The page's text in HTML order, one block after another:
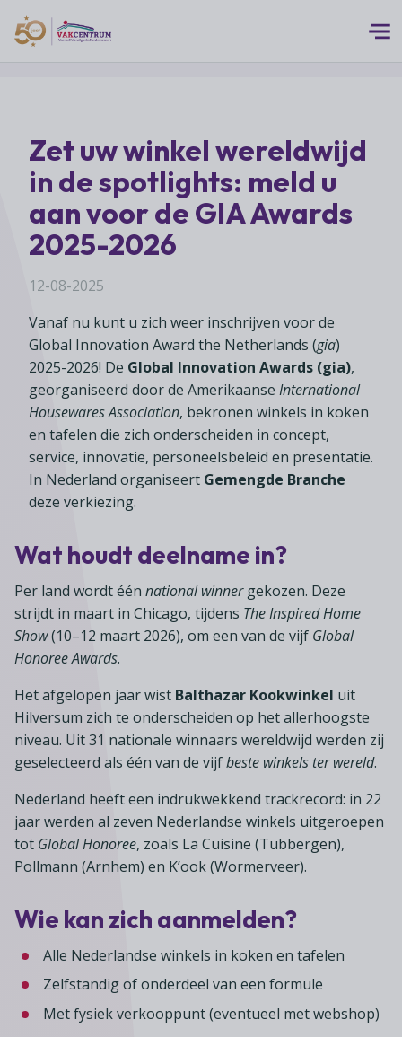
Agenda
Contact
Zoeken
MEERwaarde
Assortiment
Digitalisering
Duurzaamheid
Klanten
Ondernemerschap
Werkgeverschap
Branches
Branches overzicht
Supermarkten
Drogisterijen
Drankenspeciaalzaken
Huishoudelijke artikelenzaken
Koken en tafelen
Zoetwarenwinkels
Speelgoed, hobby- en feestartikelen
Advies
Advies overzicht
Bedrijfsjuridisch advies
Bedrijfseconomisch advies
Franchise advies
Verenigingsondersteuning
Fiscaal advies
Tarieven en voorwaarden
Vakcentrum Expertise overzicht
Belangenbehartiging
Diensten
Kennis & inspiratie
Ledenvoordeel
Publicatieoverzicht
Over Vakcentrum
Over Vakcentrum overzicht
Lid worden
Besturen
Statuten
Ons team
Partners
Jaarverslag
Pers
In English
Agenda
Zet uw winkel wereldwijd
in de spotlights: meld u
aan voor de GIA Awards
2025-2026
12-08-2025
Vanaf nu kunt u zich weer inschrijven voor de
Global Innovation Award the Netherlands (gia)
2025-2026! De Global Innovation Awards (gia),
georganiseerd door de Amerikaanse International
Housewares Association, bekronen winkels in koken
en tafelen die zich onderscheiden in concept,
service, innovatie, personeelsbeleid en presentatie.
In Nederland organiseert Gemengde Branche
deze verkiezing.
Wat houdt deelname in?
Per land wordt één national winnergekozen. Deze
strijdt in maart in Chicago, tijdens The Inspired Home
Show(10–12 maart 2026), om een van de vijf Global
Honoree Awards.
Het afgelopen jaar wist Balthazar Kookwinkel uit
Hilversum zich te onderscheiden op het allerhoogste
niveau. Uit 31 nationale winnaars wereldwijd werden zij
geselecteerd als één van de vijfbeste winkels ter wereld.
Nederland heeft een indrukwekkend trackrecord: in 22
jaar werden al zeven Nederlandse winkels uitgeroepen
tot Global Honoree, zoals La Cuisine (Tubbergen),
Pollmann (Arnhem) en K’ook (Wormerveer).
Wie kan zich aanmelden?
Alle Nederlandse winkels in koken en tafelen
Zelfstandig of onderdeel van een formule
Met fysiek verkooppunt (eventueel met webshop)